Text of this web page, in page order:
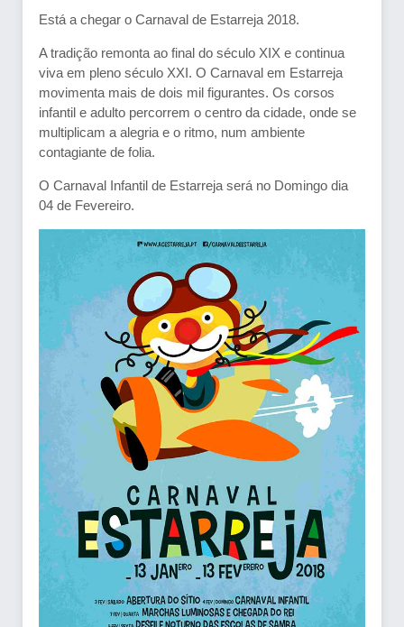
Está a chegar o Carnaval de Estarreja 2018.
A tradição remonta ao final do século XIX e continua
viva em pleno século XXI. O Carnaval em Estarreja
movimenta mais de dois mil figurantes. Os corsos
infantil e adulto percorrem o centro da cidade, onde se
multiplicam a alegria e o ritmo, num ambiente
contagiante de folia.
O Carnaval Infantil de Estarreja será no Domingo dia
04 de Fevereiro.